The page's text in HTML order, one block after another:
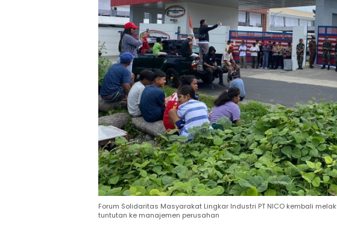
Forum Solidaritas Masyarakat Lingkar Industri PT NICO kembali
tuntutan ke manajemen perusahan